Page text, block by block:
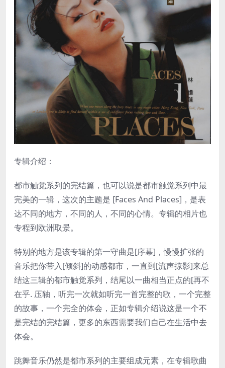
专辑介绍：
都市触觉系列的完结篇，也可以说是都市触觉系列中最
完美的一辑，这次的主题是 [Faces And Places]，是表
达不同的地方，不同的人，不同的心情。专辑的相片也
专程到欧洲取景。
特别的地方是该专辑的第一守曲是[序幕]，慢慢扩张的
音乐把你带入[倾斜]的动感都市，一直到[流声掠影]来总
结这三辑的都市触觉系列，结尾以一曲相当正点的[再不
在乎. 压轴，听完一次就如听完一首完整的歌，一个完整
的故事，一个完全的体会，正如专辑介绍说这是一个不
是完结的完结篇，更多的东西需要我们自己在生活中去
体会。
跳舞音乐仍然是都市系列的主要组成元素，在专辑歌曲